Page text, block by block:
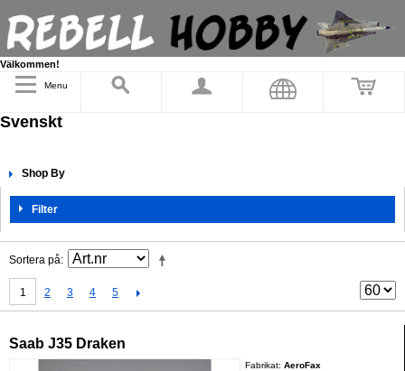
Välkommen!
Menu
Svenskt
Shop By
Filter
Sortera på
1 2 3 4 5
Saab J35 Draken
Fabrikat:AeroFax